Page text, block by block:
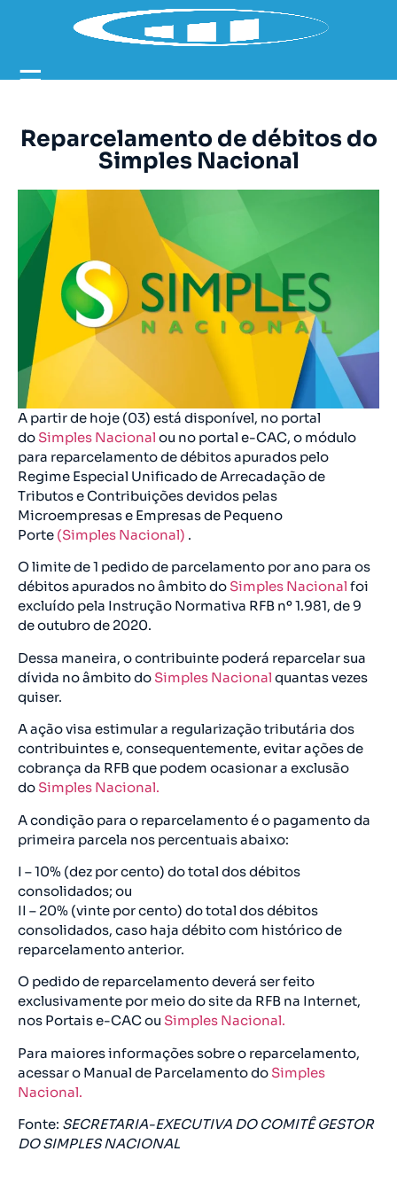
☰
Reparcelamento de débitos do
Simples Nacional
A partir de hoje (03) está disponível, no portal
do Simples Nacional ou no portal e-CAC, o módulo
para reparcelamento de débitos apurados pelo
Regime Especial Unificado de Arrecadação de
Tributos e Contribuições devidos pelas
Microempresas e Empresas de Pequeno
Porte (Simples Nacional) .
O limite de 1 pedido de parcelamento por ano para os
débitos apurados no âmbito do Simples Nacional foi
excluído pela Instrução Normativa RFB nº 1.981, de 9
de outubro de 2020.
Dessa maneira, o contribuinte poderá reparcelar sua
dívida no âmbito do Simples Nacional quantas vezes
quiser.
A ação visa estimular a regularização tributária dos
contribuintes e, consequentemente, evitar ações de
cobrança da RFB que podem ocasionar a exclusão
do Simples Nacional.
A condição para o reparcelamento é o pagamento da
primeira parcela nos percentuais abaixo:
I – 10% (dez por cento) do total dos débitos
consolidados; ou
II – 20% (vinte por cento) do total dos débitos
consolidados, caso haja débito com histórico de
reparcelamento anterior.
O pedido de reparcelamento deverá ser feito
exclusivamente por meio do site da RFB na Internet,
nos Portais e-CAC ou Simples Nacional.
Para maiores informações sobre o reparcelamento,
acessar o Manual de Parcelamento do Simples
Nacional.
Fonte: SECRETARIA-EXECUTIVA DO COMITÊ GESTOR
DO SIMPLES NACIONAL